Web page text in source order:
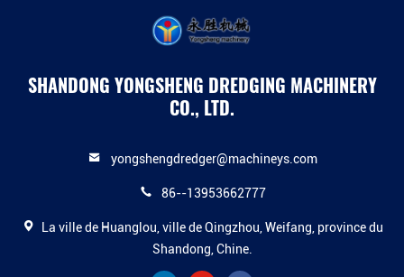
SHANDONG YONGSHENG DREDGING MACHINERY
CO., LTD.
yongshengdredger@machineys.com
86--13953662777
La ville de Huanglou, ville de Qingzhou, Weifang, province du
Shandong, Chine.